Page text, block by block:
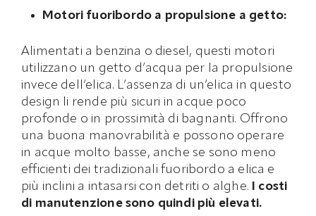
Motori fuoribordo a propulsione a getto:
Alimentati a benzina o diesel, questi motori
utilizzano un getto d’acqua per la propulsione
invece dell’elica. L’assenza di un’elica in questo
design li rende più sicuri in acque poco
profonde o in prossimità di bagnanti. Offrono
una buona manovrabilità e possono operare
in acque molto basse, anche se sono meno
efficienti dei tradizionali fuoribordo a elica e
più inclini a intasarsi con detriti o alghe. I costi
di manutenzione sono quindi più elevati.